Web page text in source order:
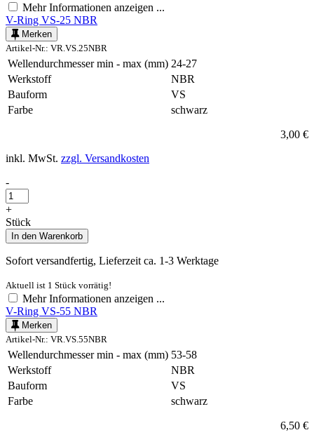
Mehr Informationen anzeigen ...
V-Ring VS-25 NBR
Merken
Artikel-Nr.: VR.VS.25NBR
Wellendurchmesser min - max (mm) 24-27
Werkstoff
NBR
Bauform
VS
Farbe
schwarz
3,00 €
inkl. MwSt. zzgl. Versandkosten
-
+
Stück
In den Warenkorb
Sofort versandfertig, Lieferzeit ca. 1-3 Werktage
Aktuell ist 1 Stück vorrätig!
Mehr Informationen anzeigen ...
V-Ring VS-55 NBR
Merken
Artikel-Nr.: VR.VS.55NBR
Wellendurchmesser min - max (mm) 53-58
Werkstoff
NBR
Bauform
VS
Farbe
schwarz
6,50 €